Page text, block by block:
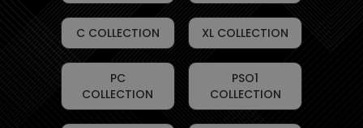
C COLLECTION XL COLLECTION
PC
COLLECTION
PSO1
COLLECTION